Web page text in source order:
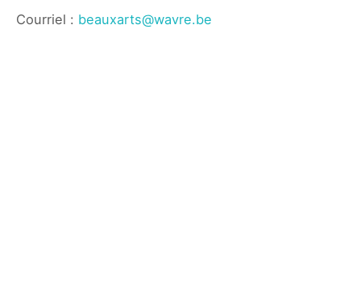
Courriel : beauxarts@wavre.be